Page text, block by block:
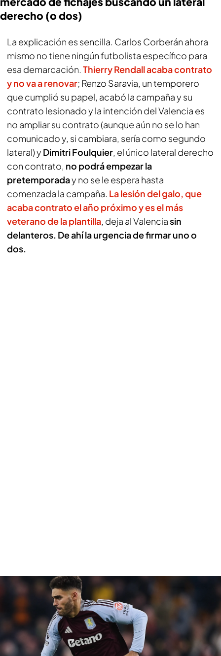
derecho (o dos)
La explicación es sencilla. Carlos Corberán ahora
mismo no tiene ningún futbolista específico para
esa demarcación. Thierry Rendall acaba contrato
y no va a renovar; Renzo Saravia, un temporero
que cumplió su papel, acabó la campaña y su
contrato lesionado y la intención del Valencia es
no ampliar su contrato (aunque aún no se lo han
comunicado y, si cambiara, sería como segundo
lateral) y Dimitri Foulquier, el único lateral derecho
con contrato, no podrá empezar la
pretemporaday no se le espera hasta
comenzada la campaña. La lesión del galo, que
acaba contrato el año próximo y es el más
veterano de la plantilla, deja al Valenciasin
delanteros. De ahí la urgencia de firmar uno o
dos.